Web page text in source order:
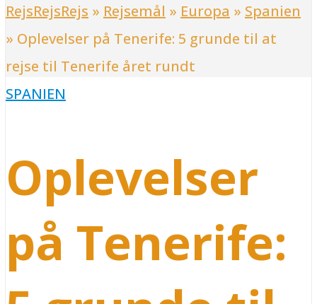
RejsRejsRejs » Rejsemål » Europa » Spanien
» Oplevelser på Tenerife: 5 grunde til at
rejse til Tenerife året rundt
SPANIEN
Oplevelser
på Tenerife: